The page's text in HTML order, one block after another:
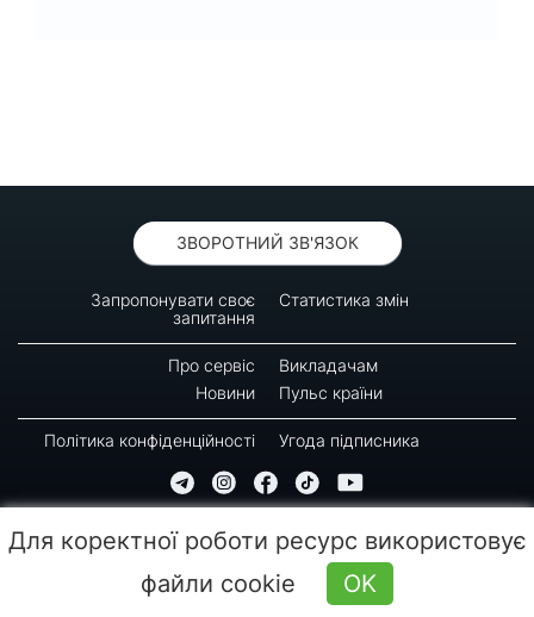
ЗВОРОТНИЙ ЗВ'ЯЗОК
Запропонувати своє
запитання
Статистика змін
Про сервіс
Викладачам
Новини
Пульс країни
Політика конфіденційності Угода підписника
Копіювання, передрук або використання матеріалів цієї сторінки для відтворення,
переносу на інші носії інформації заборонено. Час останнього оновлення: 10:17
Для коректної роботи ресурс використовує
файли cookie
OK